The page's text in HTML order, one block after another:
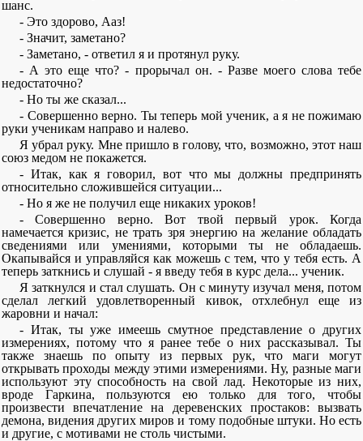
шанс.
- Это здорово, Ааз!
- Значит, заметано?
- Заметано, - ответил я и протянул руку.
- А это еще что? - прорычал он. - Разве моего слова тебе
недостаточно?
- Но ты же сказал...
- Совершенно верно. Ты теперь мой ученик, а я не пожимаю
руки ученикам направо и налево.
Я убрал руку. Мне пришло в голову, что, возможно, этот наш
союз медом не покажется.
- Итак, как я говорил, вот что мы должны предпринять
относительно сложившейся ситуации...
- Но я же не получил еще никаких уроков!
- Совершенно верно. Вот твой первый урок. Когда
намечается кризис, не трать зря энергию на желание обладать
сведениями или умениями, которыми ты не обладаешь.
Окапывайся и управляйся как можешь с тем, что у тебя есть. А
теперь заткнись и слушай - я введу тебя в курс дела... ученик.
Я заткнулся и стал слушать. Он с минуту изучал меня, потом
сделал легкий удовлетворенный кивок, отхлебнул еще из
жаровни и начал:
- Итак, ты уже имеешь смутное представление о других
измерениях, потому что я ранее тебе о них рассказывал. Ты
также знаешь по опыту из первых рук, что маги могут
открывать проходы между этими измерениями. Ну, разные маги
используют эту способность на свой лад. Некоторые из них,
вроде Гаркина, пользуются ею только для того, чтобы
произвести впечатление на деревенских простаков: вызвать
демона, видения других миров и тому подобные штуки. Но есть
и другие, с мотивами не столь чистыми.